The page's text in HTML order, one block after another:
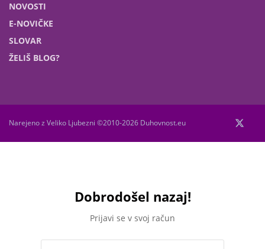
NOVOSTI
E-NOVIČKE
SLOVAR
ŽELIŠ BLOG?
Narejeno z Veliko Ljubezni ©2010-2026 Duhovnost.eu
Dobrodošel nazaj!
Prijavi se v svoj račun